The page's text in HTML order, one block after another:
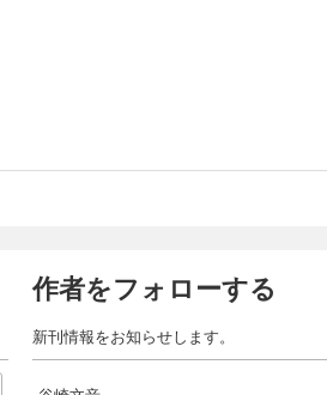
作者をフォローする
新刊情報をお知らせします。